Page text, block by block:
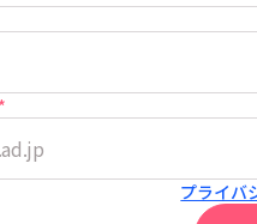
*
プライバ